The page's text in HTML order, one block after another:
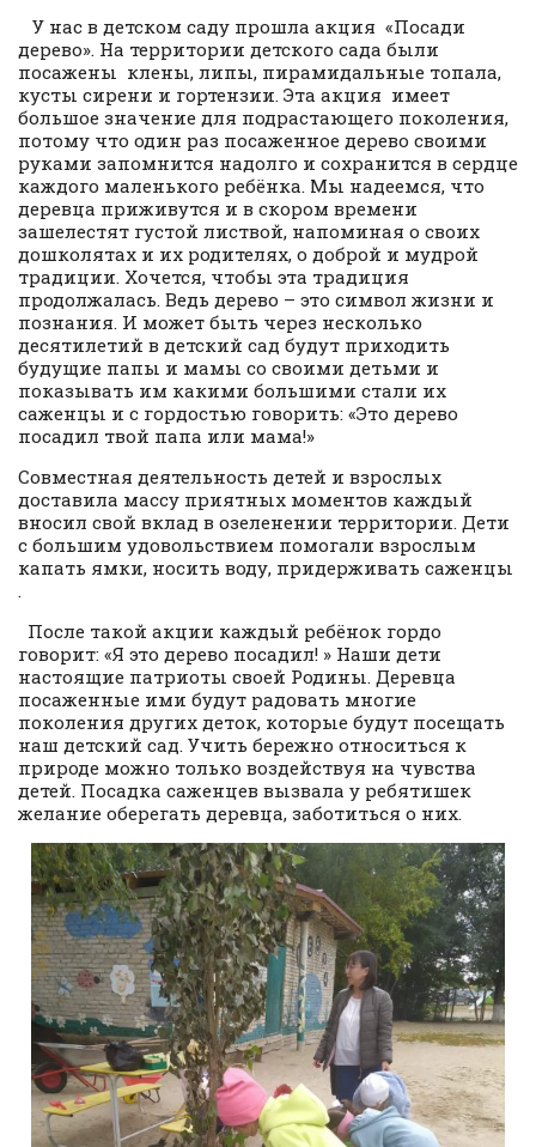
У нас в детском саду прошла акция «Посади
дерево». На территории детского сада были
посажены клены, липы, пирамидальные топала,
кусты сирени и гортензии. Эта акция имеет
большое значение для подрастающего поколения,
потому что один раз посаженное дерево своими
руками запомнится надолго и сохранится в сердце
каждого маленького ребёнка. Мы надеемся, что
деревца приживутся и в скором времени
зашелестят густой листвой, напоминая о своих
дошколятах и их родителях, о доброй и мудрой
традиции. Хочется, чтобы эта традиция
продолжалась. Ведь дерево – это символ жизни и
познания. И может быть через несколько
десятилетий в детский сад будут приходить
будущие папы и мамы со своими детьми и
показывать им какими большими стали их
саженцы и с гордостью говорить: «Это дерево
посадил твой папа или мама!»
Совместная деятельность детей и взрослых
доставила массу приятных моментов каждый
вносил свой вклад в озеленении территории. Дети
с большим удовольствием помогали взрослым
капать ямки, носить воду, придерживать саженцы
.
После такой акции каждый ребёнок гордо
говорит: «Я это дерево посадил! » Наши дети
настоящие патриоты своей Родины. Деревца
посаженные ими будут радовать многие
поколения других деток, которые будут посещать
наш детский сад. Учить бережно относиться к
природе можно только воздействуя на чувства
детей. Посадка саженцев вызвала у ребятишек
желание оберегать деревца, заботиться о них.